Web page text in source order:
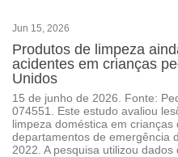
Jun 15, 2026
Produtos de limpeza
acidentes em crianças
Unidos
15 de junho de 2026. Fonte:
074551. Este estudo avaliou
limpeza doméstica em
departamentos de emergência
2022. A pesquisa utilizou dados